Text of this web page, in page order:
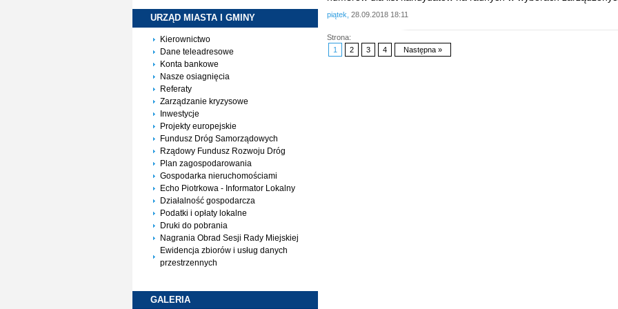
URZĄD MIASTA I GMINY
Kierownictwo
Dane teleadresowe
Konta bankowe
Nasze osiagnięcia
Referaty
Zarządzanie kryzysowe
Inwestycje
Projekty europejskie
Fundusz Dróg Samorządowych
Rządowy Fundusz Rozwoju Dróg
Plan zagospodarowania
Gospodarka nieruchomościami
Echo Piotrkowa - Informator Lokalny
Działalność gospodarcza
Podatki i opłaty lokalne
Druki do pobrania
Nagrania Obrad Sesji Rady Miejskiej
Ewidencja zbiorów i usług danych
przestrzennych
GALERIA
piątek, 28.09.2018 18:11
Strona:
1
2 3 4 Następna »